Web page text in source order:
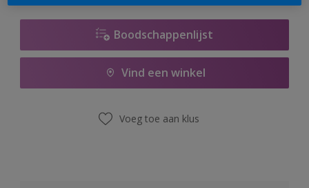
Boodschappenlijst
Vind een winkel
Voeg toe aan klus